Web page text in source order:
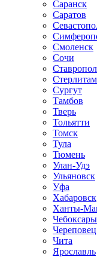
Саранск
Саратов
Смоленск
Сочи
Сургут
Тамбов
Тверь
Тольятти
Томск
Тула
Тюмень
Улан-Удэ
Ульяновск
Уфа
Хабаровск
Ханты-
Чебоксары
Череповец
Чита
Ярославль